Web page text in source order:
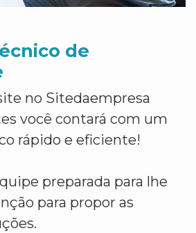
de
no Sitedaempresa
você contará com um
rápido e eficiente!
preparada para lhe
para propor as